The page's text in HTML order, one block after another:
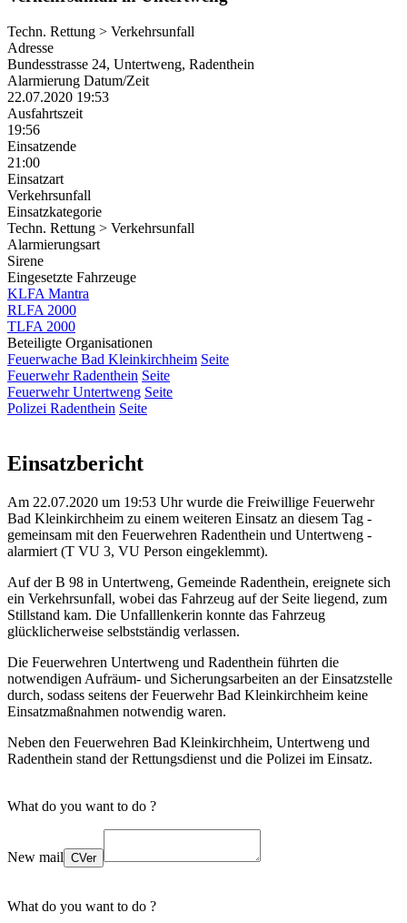
Techn. Rettung > Verkehrsunfall
Adresse
Bundesstrasse 24, Untertweng, Radenthein
Alarmierung Datum/Zeit
22.07.2020 19:53
Ausfahrtszeit
19:56
Einsatzende
21:00
Einsatzart
Verkehrsunfall
Einsatzkategorie
Techn. Rettung > Verkehrsunfall
Alarmierungsart
Sirene
Eingesetzte Fahrzeuge
KLFA Mantra
RLFA 2000
TLFA 2000
Beteiligte Organisationen
Feuerwache Bad Kleinkirchheim Seite
Feuerwehr Radenthein Seite
Feuerwehr Untertweng Seite
Polizei Radenthein Seite
Einsatzbericht
Am 22.07.2020 um 19:53 Uhr wurde die Freiwillige Feuerwehr
Bad Kleinkirchheim zu einem weiteren Einsatz an diesem Tag -
gemeinsam mit den Feuerwehren Radenthein und Untertweng -
alarmiert (T VU 3, VU Person eingeklemmt).
Auf der B 98 in Untertweng, Gemeinde Radenthein, ereignete sich
ein Verkehrsunfall, wobei das Fahrzeug auf der Seite liegend, zum
Stillstand kam. Die Unfalllenkerin konnte das Fahrzeug
glücklicherweise selbstständig verlassen.
Die Feuerwehren Untertweng und Radenthein führten die
notwendigen Aufräum- und Sicherungsarbeiten an der Einsatzstelle
durch, sodass seitens der Feuerwehr Bad Kleinkirchheim keine
Einsatzmaßnahmen notwendig waren.
Neben den Feuerwehren Bad Kleinkirchheim, Untertweng und
Radenthein stand der Rettungsdienst und die Polizei im Einsatz.
What do you want to do ?
New mail CVer
What do you want to do ?